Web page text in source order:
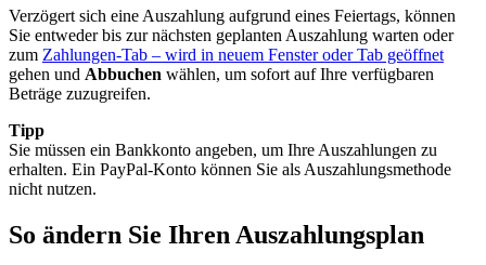
Verzögert sich eine Auszahlung aufgrund eines Feiertags, können
Sie entweder bis zur nächsten geplanten Auszahlung warten oder
zum Zahlungen-Tab – wird in neuem Fenster oder Tab geöffnet
gehen und Abbuchen wählen, um sofort auf Ihre verfügbaren
Beträge zuzugreifen.
Tipp
Sie müssen ein Bankkonto angeben, um Ihre Auszahlungen zu
erhalten. Ein PayPal-Konto können Sie als Auszahlungsmethode
nicht nutzen.
So ändern Sie Ihren Auszahlungsplan